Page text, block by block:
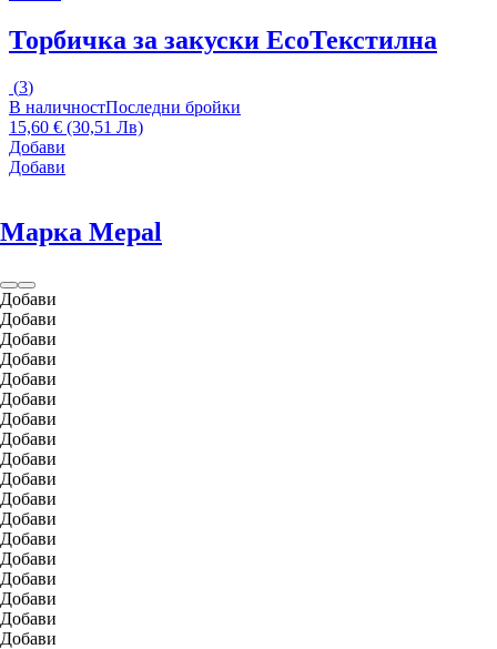
Торбичка за закуски EcoТекстилна
(3)
В наличностПоследни бройки
15,60 € (30,51 Лв)
Добави
Добави
Марка Mepal
Добави
Добави
Добави
Добави
Добави
Добави
Добави
Добави
Добави
Добави
Добави
Добави
Добави
Добави
Добави
Добави
Добави
Добави